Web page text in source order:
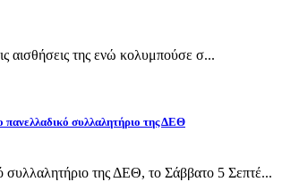
αισθήσεις της ενώ κολυμπούσε σ...
συλλαλητήριο της ΔΕΘ
της ΔΕΘ, το Σάββατο 5 Σεπτέ...